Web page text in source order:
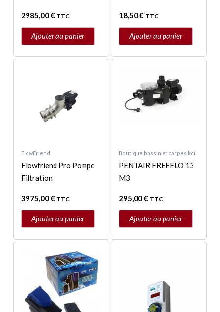
2985,00€ TTC
Ajouter au panier
18,50€ TTC
Ajouter au panier
FlowFriend
Flowfriend Pro Pompe
Filtration
3975,00€ TTC
Ajouter au panier
Boutique bassin et carpes koï
PENTAIR FREEFLO 13
M3
295,00€ TTC
Ajouter au panier